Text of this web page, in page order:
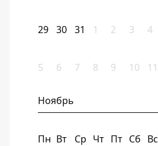
29 30 31 1 2 3 4
5 6 7 8 9 10 11
Ноябрь
Пн Вт Ср Чт Пт Сб Вс